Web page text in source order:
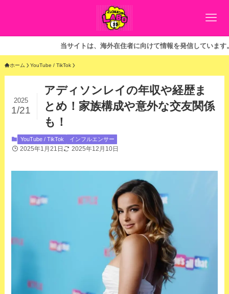
当サイトは、海外在住者に向けて情報を発信しています。
ホーム YouTube / TikTok
アディソンレイの年収や経歴ま
とめ！家族構成や意外な交友関係
も！
2025
1/21
YouTube / TikTok インフルエンサー
2025年1月21日 2025年12月10日